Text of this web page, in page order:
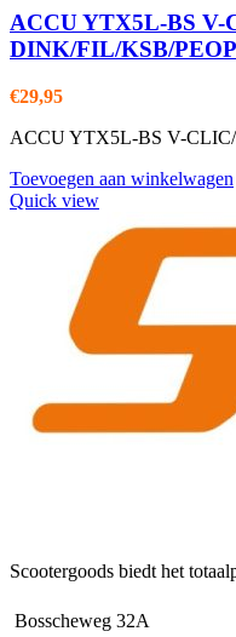
ACCU YTX5L-BS V-
DINK/FIL/KSB/
€29,95
ACCU YTX5L-BS V-
Toevoegen aan winkelwagen
Quick view
Scootergoods biedt het
Bosscheweg 32A